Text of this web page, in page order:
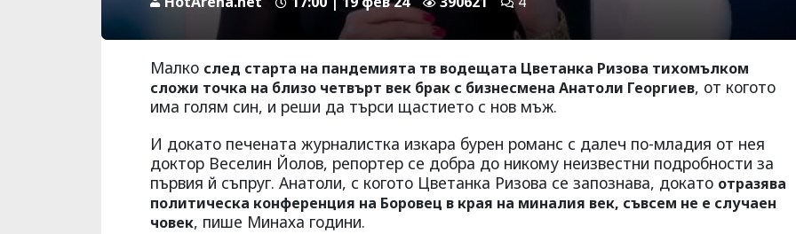
Малко след старта на пандемията тв водещата Цветанка Ризова тихомълком
сложи точка на близо четвърт век брак с бизнесмена Анатоли Георгиев, от когото
има голям син, и реши да търси щастието с нов мъж.
И докато печената журналистка изкара бурен романс с далеч по-младия от нея
доктор Веселин Йолов, репортер се добра до никому неизвестни подробности за
първия й съпруг. Анатоли, с когото Цветанка Ризова се запознава, докато отразява
политическа конференция на Боровец в края на миналия век, съвсем не е случаен
човек, пише Минаха години.